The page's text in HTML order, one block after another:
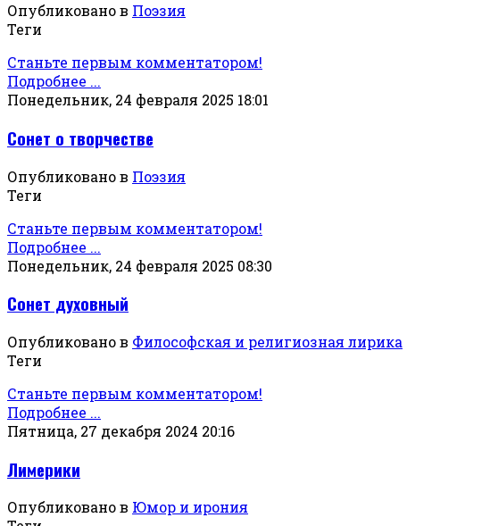
Опубликовано в Поэзия
Теги
Станьте первым комментатором!
Подробнее ...
Понедельник, 24 февраля 2025 18:01
Сонет о творчестве
Опубликовано в Поэзия
Теги
Станьте первым комментатором!
Подробнее ...
Понедельник, 24 февраля 2025 08:30
Сонет духовный
Опубликовано в Философская и религиозная лирика
Теги
Станьте первым комментатором!
Подробнее ...
Пятница, 27 декабря 2024 20:16
Лимерики
Опубликовано в Юмор и ирония